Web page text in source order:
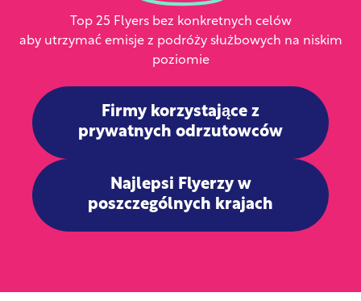
Top 25 Flyers bez konkretnych celów
aby utrzymać emisje z podróży służbowych na niskim
poziomie
Firmy korzystające z
prywatnych odrzutowców
Najlepsi Flyerzy w
poszczególnych krajach